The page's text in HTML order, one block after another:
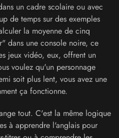
un cadre scolaire ou avec
de temps sur des exemples
la moyenne de cinq
dans une console noire, ce
jeux vidéo, eux, offrent un
voulez qu'un personnage
soit plus lent, vous avez une
ça fonctionne.
tout. C'est la même logique
à apprendre l'anglais pour